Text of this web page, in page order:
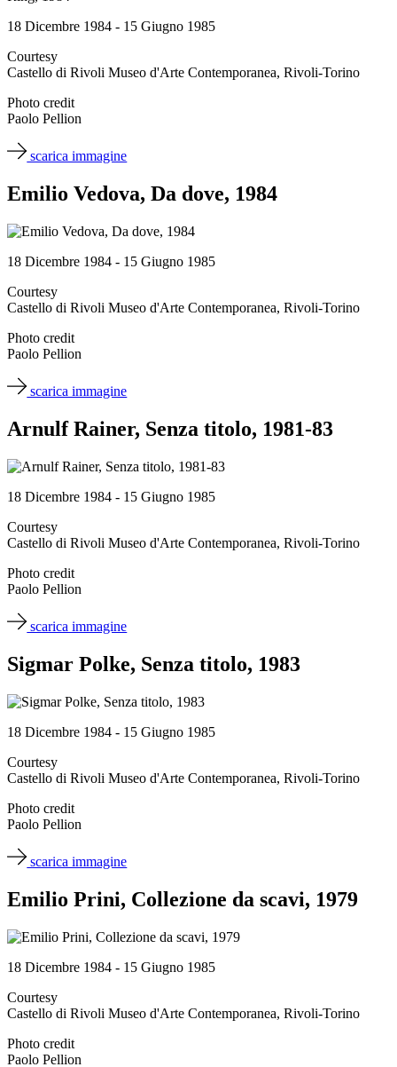
18 Dicembre 1984 - 15 Giugno 1985
Courtesy
Castello di Rivoli Museo d'Arte Contemporanea, Rivoli-Torino
Photo credit
Paolo Pellion
scarica immagine
Emilio Vedova, Da dove, 1984
18 Dicembre 1984 - 15 Giugno 1985
Courtesy
Castello di Rivoli Museo d'Arte Contemporanea, Rivoli-Torino
Photo credit
Paolo Pellion
scarica immagine
Arnulf Rainer, Senza titolo, 1981-83
18 Dicembre 1984 - 15 Giugno 1985
Courtesy
Castello di Rivoli Museo d'Arte Contemporanea, Rivoli-Torino
Photo credit
Paolo Pellion
scarica immagine
Sigmar Polke, Senza titolo, 1983
18 Dicembre 1984 - 15 Giugno 1985
Courtesy
Castello di Rivoli Museo d'Arte Contemporanea, Rivoli-Torino
Photo credit
Paolo Pellion
scarica immagine
Emilio Prini, Collezione da scavi, 1979
18 Dicembre 1984 - 15 Giugno 1985
Courtesy
Castello di Rivoli Museo d'Arte Contemporanea, Rivoli-Torino
Photo credit
Paolo Pellion